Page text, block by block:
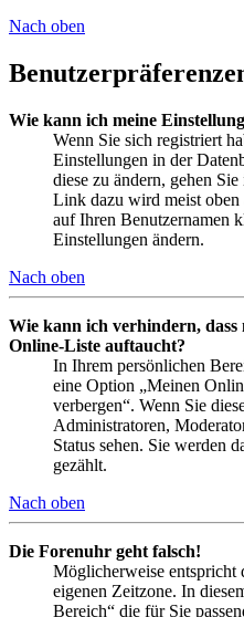
Nach oben
Wie kann ich meine
Wenn Sie sich registriert
Einstellungen in der
diese zu ändern, gehen
Link dazu wird meist oben
auf Ihren Benutzernamen
Einstellungen ändern.
Nach oben
Wie kann ich verhindern,
Online-Liste auftaucht?
In Ihrem persönlichen
eine Option „Meinen
verbergen“. Wenn Sie
Administratoren,
Status sehen. Sie werden
gezählt.
Nach oben
Die Forenuhr geht falsch!
Möglicherweise entspricht
eigenen Zeitzone. In
Bereich“ die für Sie